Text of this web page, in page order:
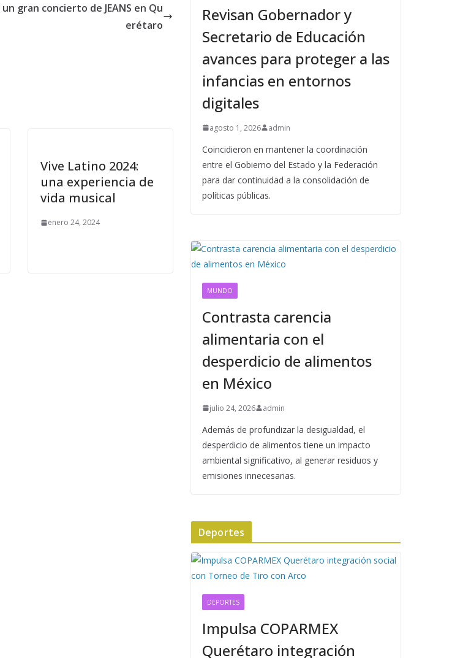
gran concierto de JEANS en Qu
erétaro
Vive Latino 2024:
una experiencia de
vida musical
enero 24, 2024
Revisan Gobernador y
Secretario de Educación
avances para proteger a las
infancias en entornos
digitales
agosto 1, 2026 admin
Coincidieron en mantener la coordinación
entre el Gobierno del Estado y la Federación
para dar continuidad a la consolidación de
políticas públicas.
MUNDO
Contrasta carencia
alimentaria con el
desperdicio de alimentos
en México
julio 24, 2026 admin
Además de profundizar la desigualdad, el
desperdicio de alimentos tiene un impacto
ambiental significativo, al generar residuos y
emisiones innecesarias.
Deportes
DEPORTES
Impulsa COPARMEX
Querétaro integración